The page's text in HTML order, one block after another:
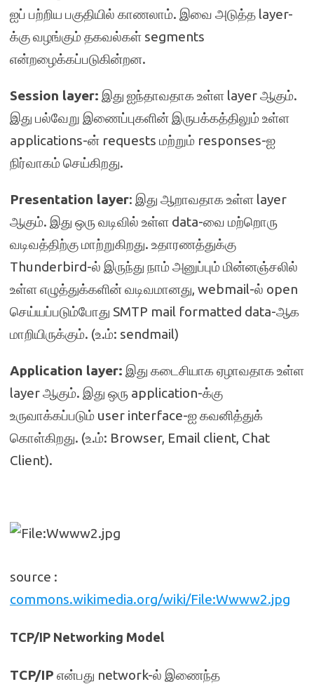
ஐப் பற்றிய பகுதியில் காணலாம். இவை அடுத்த layer-
க்கு வழங்கும் தகவல்கள் segments
என்றழைக்கப்படுகின்றன.
Session layer: இது ஐந்தாவதாக உள்ள layer ஆகும்.
இது பல்வேறு இணைப்புகளின் இருபக்கத்திலும் உள்ள
applications-ன் requests மற்றும் responses-ஐ
நிர்வாகம் செய்கிறது.
Presentation layer: இது ஆறாவதாக உள்ள layer
ஆகும். இது ஒரு வடிவில் உள்ள data-வை மற்றொரு
வடிவத்திற்கு மாற்றுகிறது. உதாரணத்துக்கு
Thunderbird-ல் இருந்து நாம் அனுப்பும் மின்னஞ்சலில்
உள்ள எழுத்துக்களின் வடிவமானது, webmail-ல் open
செய்யப்படும்போது SMTP mail formatted data-ஆக
மாறியிருக்கும். (உ.ம்: sendmail)
Application layer: இது கடைசியாக ஏழாவதாக உள்ள
layer ஆகும். இது ஒரு application-க்கு
உருவாக்கப்படும் user interface-ஐ கவனித்துக்
கொள்கிறது. (உ.ம்: Browser, Email client, Chat
Client).
source :
commons.wikimedia.org/wiki/File:Wwww2.jpg
TCP/IP Networking Model
TCP/IP என்பது network-ல் இணைந்த